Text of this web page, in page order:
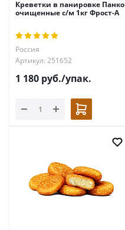
Креветки в панировке Панко
очищенные с/м 1кг Фрост-А
Россия
Артикул: 251652
1 180 руб./упак.